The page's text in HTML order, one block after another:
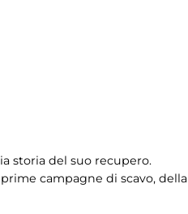
storia del suo recupero.
campagne di scavo, della